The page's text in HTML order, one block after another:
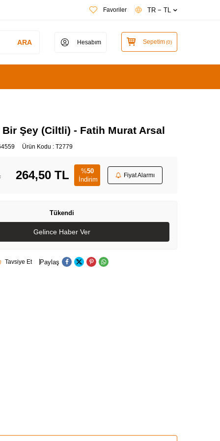
Favoriler TR − TL
ARA Hesabım Sepetim(0)
Şey (Ciltli) - Fatih Murat Arsal
Ürün Kodu : T2779
264,50 TL %50
İndirim
Fiyat Alarmı
Tükendi
Gelince Haber Ver
Tavsiye Et Paylaş